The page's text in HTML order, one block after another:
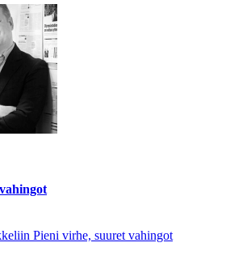
Pieni virhe, suuret vahingot